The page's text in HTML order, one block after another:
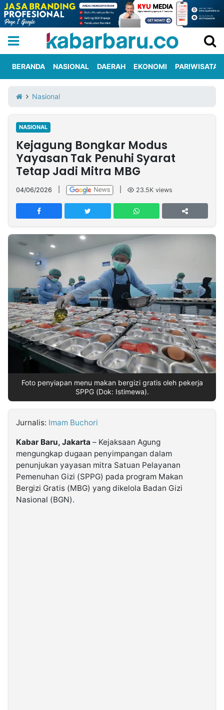
Iklan
Berita
Kami
Nasional
International
Olahraga
Entertainment
Daerah
Pariwisata
Kuliner
Kolom
Network
PT
TREETAN
INDONESIA
Insight
NTB
Suara
Time
Lens
IDN
Daily
Jogja
Jalan
Rakyat
Idealita
News
Kita
Notice
Dinamikapost.com
Radar
Baru
Seedbacklink
Follow
Kabarbaru
Kabarbaru.co
2026
BERANDA NASIONAL DAERAH EKONOMI PARIWISATA
Nasional
NASIONAL
Kejagung Bongkar Modus
Yayasan Tak Penuhi Syarat
Tetap Jadi Mitra MBG
04/06/2026 23.5K views
Foto penyiapan menu makan bergizi gratis oleh pekerja
SPPG (Dok: Istimewa).
Jurnalis: Imam Buchori
Kabar Baru, Jakarta – Kejaksaan Agung
mengungkap dugaan penyimpangan dalam
penunjukan yayasan mitra Satuan Pelayanan
Pemenuhan Gizi (SPPG) pada program Makan
Bergizi Gratis (MBG) yang dikelola Badan Gizi
Nasional (BGN).